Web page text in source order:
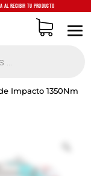
al recibir tu producto
Impacto 1350Nm